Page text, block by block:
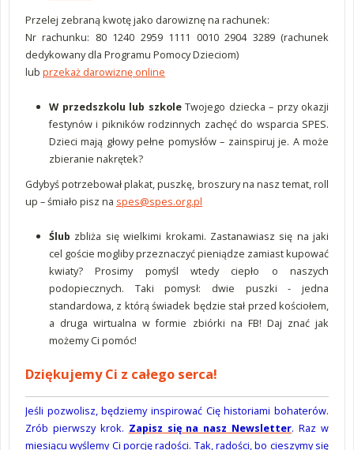
Przelej zebraną kwotę jako darowiznę na rachunek:
Nr rachunku: 80 1240 2959 1111 0010 2904 3289 (rachunek
dedykowany dla Programu Pomocy Dzieciom)
lub przekaż darowiznę online
W przedszkolu lub szkoleTwojego dziecka – przy okazji
festynów i pikników rodzinnych zachęć do wsparcia SPES.
Dzieci mają głowy pełne pomysłów – zainspiruj je. A może
zbieranie nakrętek?
Gdybyś potrzebował plakat, puszkę, broszury na nasz temat, roll
up – śmiało pisz na spes@spes.org.pl
Ślub zbliża się wielkimi krokami. Zastanawiasz się na jaki
cel goście mogliby przeznaczyć pieniądze zamiast kupować
kwiaty? Prosimy pomyśl wtedy ciepło o naszych
podopiecznych. Taki pomysł: dwie puszki - jedna
standardowa, z którą świadek będzie stał przed kościołem,
a druga wirtualna w formie zbiórki na FB! Daj znać jak
możemy Ci pomóc!
Dziękujemy Ci z całego serca!
Jeśli pozwolisz, będziemy inspirować Cię historiami bohaterów.
Zrób pierwszy krok. Zapisz się na nasz Newsletter. Raz w
miesiącu wyślemy Ci porcję radości. Tak, radości, bo cieszymy się